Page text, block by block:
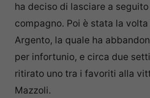
ha deciso di lasciare a
compagno. Poi è stata la volta
Argento, la quale ha
per infortunio, e circa due
ritirato uno tra i favoriti alla
Mazzoli.